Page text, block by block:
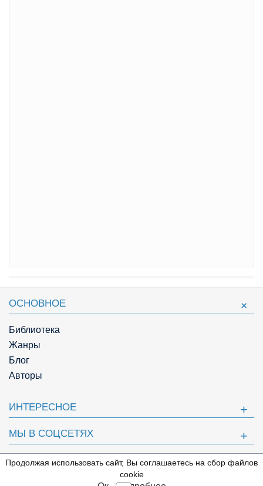
⇩
ОСНОВНОЕ
Библиотека
Жанры
Блог
Авторы
ИНТЕРЕСНОЕ
МЫ В СОЦСЕТЯХ
ПОЛЕЗНОЕ
Продолжая использовать сайт, Вы соглашаетесь на сбор файлов
cookie